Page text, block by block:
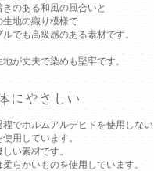
きのある和風の風合いと
生地の織り模様で
ルでも高級感のある素材です。
地が丈夫で染めも堅牢です。
程でホルムアルデヒドを使用しない
用しています。
しい素材です。
柔らかいものを使用しています。